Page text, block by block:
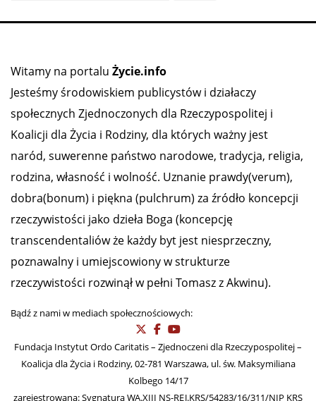
Witamy na portalu Życie.info
Jesteśmy środowiskiem publicystów i działaczy
społecznych Zjednoczonych dla Rzeczypospolitej i
Koalicji dla Życia i Rodziny, dla których ważny jest
naród, suwerenne państwo narodowe, tradycja, religia,
rodzina, własność i wolność. Uznanie prawdy(verum),
dobra(bonum) i piękna (pulchrum) za źródło koncepcji
rzeczywistości jako dzieła Boga (koncepcję
transcendentaliów że każdy byt jest niesprzeczny,
poznawalny i umiejscowiony w strukturze
rzeczywistości rozwinął w pełni Tomasz z Akwinu).
Bądź z nami w mediach społecznościowych:
Fundacja Instytut Ordo Caritatis – Zjednoczeni dla Rzeczypospolitej –
Koalicja dla Życia i Rodziny, 02-781 Warszawa, ul. św. Maksymiliana
Kolbego 14/17
zarejestrowana: Sygnatura WA.XIII NS-REJ.KRS/54283/16/311/NIP KRS